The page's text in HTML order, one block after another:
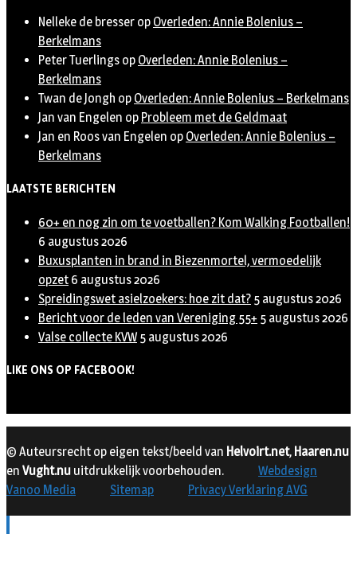
Nelleke de bresser op Overleden: Annie Bolenius –
Berkelmans
Peter Tuerlings op Overleden: Annie Bolenius –
Berkelmans
Twan de Jongh op Overleden: Annie Bolenius – Berkelmans
Jan van Engelen op Probleem met de Geldmaat
Jan en Roos van Engelen op Overleden: Annie Bolenius –
Berkelmans
LAATSTE BERICHTEN
60+ en nog zin om te voetballen? Kom Walking Footballen!
6 augustus 2026
Buxusplanten in brand in Biezenmortel, vermoedelijk
opzet 6 augustus 2026
Spreidingswet asielzoekers: hoe zit dat? 5 augustus 2026
Bericht voor de leden van Vereniging 55+ 5 augustus 2026
Valse collecte KVW 5 augustus 2026
LIKE ONS OP FACEBOOK!
© Auteursrecht op eigen tekst/beeld van Helvoirt.net, Haaren.nu
en Vught.nu uitdrukkelijk voorbehouden.
Webdesign
Vanoo Media
Sitemap Privacy Verklaring AVG